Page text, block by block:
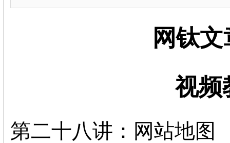
网钛
视频
第二十八讲：网站地图